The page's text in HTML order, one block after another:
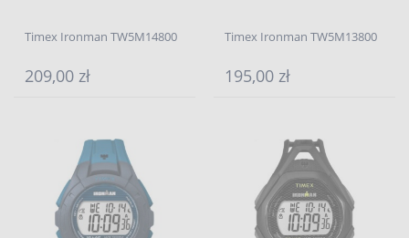
Timex Ironman TW5M14800
209,00 zł
Timex Ironman TW5M13800
195,00 zł